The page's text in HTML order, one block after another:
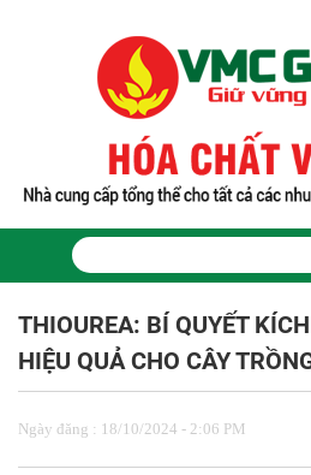
THIOUREA: BÍ QUYẾT
HIỆU QUẢ CHO CÂY
Ngày đăng : 18/10/2024 - 2:06 PM